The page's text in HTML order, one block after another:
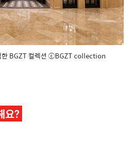
한 BGZT 컬렉션 ⓒBGZT collection
요?